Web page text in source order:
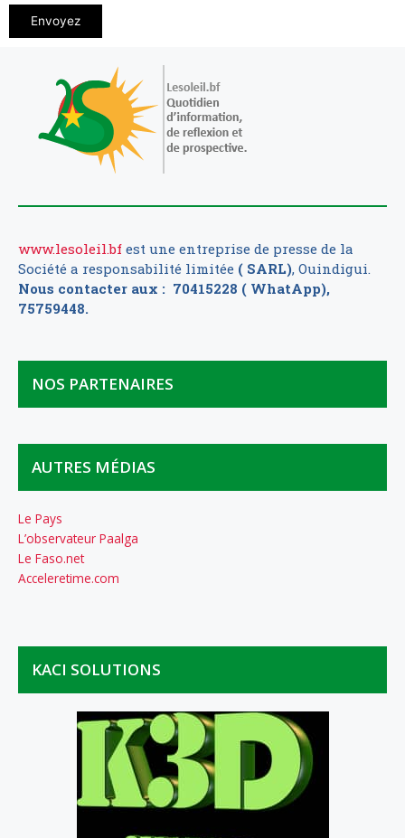
www.lesoleil.bf est une entreprise de presse de la
Société a responsabilité limitée ( SARL), Ouindigui.
Nous contacter aux : 70415228 ( WhatApp),
75759448.
NOS PARTENAIRES
AUTRES MÉDIAS
Le Pays
L’observateur Paalga
Le Faso.net
Acceleretime.com
KACI SOLUTIONS